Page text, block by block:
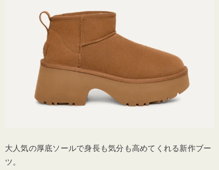
大人気の厚底ソールで身長も気分も高めてくれる新作ブー
ツ。